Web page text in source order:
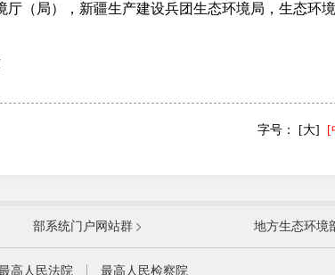
局），新疆生产建设兵团生态环境局，生态环
字号： [大] [
国防部
国家发
公安部
部系统门户网站群 地方生态环境
高人民法院 最高人民检察院